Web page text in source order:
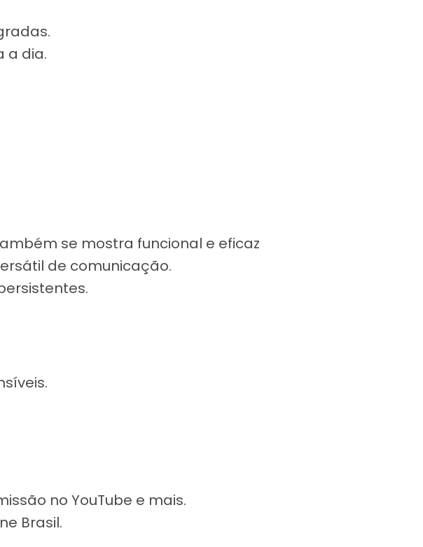
a dia.
se mostra funcional e eficaz
de comunicação.
no YouTube e mais.
Brasil.